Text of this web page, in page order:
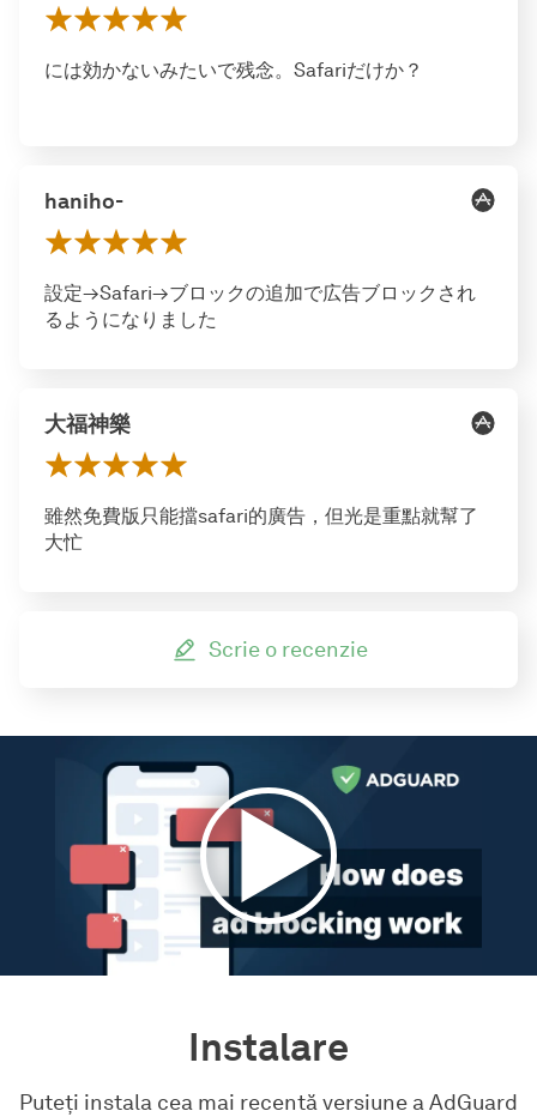
には効かないみたいで残念。Safariだけか？
haniho-
設定→Safari→ブロックの追加で広告ブロックされ
るようになりました
大福神樂
雖然免費版只能擋safari的廣告，但光是重點就幫了
大忙
Scrie o recenzie
Instalare
Puteți instala cea mai recentă versiune a AdGuard